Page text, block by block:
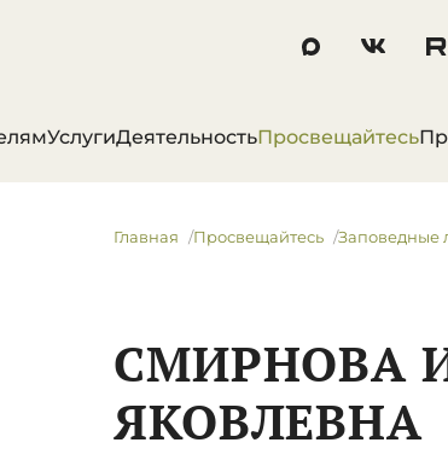
УслугиДеятельностьПросвещайтесь
Главная Просвещайтесь Заповедные
СМИРНОВА
ЯКОВЛЕВНА